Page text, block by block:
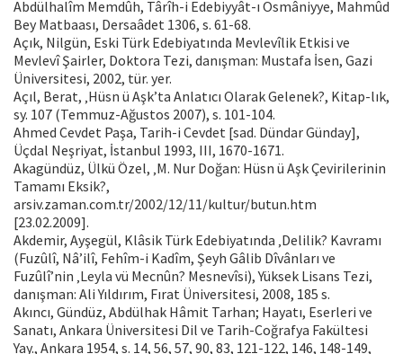
Abdülhalîm Memdûh, Târîh-i Edebiyyât-ı Osmâniyye, Mahmûd
Bey Matbaası, Dersaâdet 1306, s. 61-68.
Açık, Nilgün, Eski Türk Edebiyatında Mevlevîlik Etkisi ve
Mevlevî Şairler, Doktora Tezi, danışman: Mustafa İsen, Gazi
Üniversitesi, 2002, tür. yer.
Açıl, Berat, ‚Hüsn ü Aşk’ta Anlatıcı Olarak Gelenek?, Kitap-lık,
sy. 107 (Temmuz-Ağustos 2007), s. 101-104.
Ahmed Cevdet Paşa, Tarih-i Cevdet [sad. Dündar Günday],
Üçdal Neşriyat, İstanbul 1993, III, 1670-1671.
Akagündüz, Ülkü Özel, ‚M. Nur Doğan: Hüsn ü Aşk Çevirilerinin
Tamamı Eksik?,
arsiv.zaman.com.tr/2002/12/11/kultur/butun.htm
[23.02.2009].
Akdemir, Ayşegül, Klâsik Türk Edebiyatında ‚Delilik? Kavramı
(Fuzûlî, Nâ’ilî, Fehîm-i Kadîm, Şeyh Gâlib Dîvânları ve
Fuzûlî’nin ‚Leyla vü Mecnûn? Mesnevîsi), Yüksek Lisans Tezi,
danışman: Ali Yıldırım, Fırat Üniversitesi, 2008, 185 s.
Akıncı, Gündüz, Abdülhak Hâmit Tarhan; Hayatı, Eserleri ve
Sanatı, Ankara Üniversitesi Dil ve Tarih-Coğrafya Fakültesi
Yay., Ankara 1954, s. 14, 56, 57, 90, 83, 121-122, 146, 148-149,